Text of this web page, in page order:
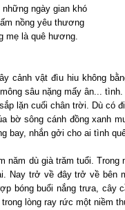
những ngày gian khó
nồng yêu thương
mẹ là quê hương.
cảnh vật đìu hiu không
sâu nặng mấy ân... tình.
lặn cuối chân trời. Dù có
bờ sông cánh đồng xanh
bay, nhắn gởi cho ai tình
năm dù già trăm tuổi.
Nay trở về đây trở về bên
bóng buổi nắng trưa,
lòng ray rức một niềm